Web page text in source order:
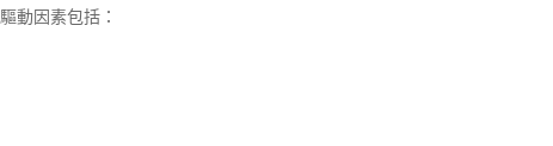
動因素包括：